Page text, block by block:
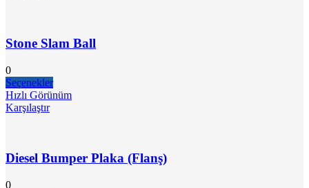
Stone Slam Ball
0
Seçenekler
Hızlı Görünüm
Karşılaştır
Diesel Bumper Plaka (Flanş)
0